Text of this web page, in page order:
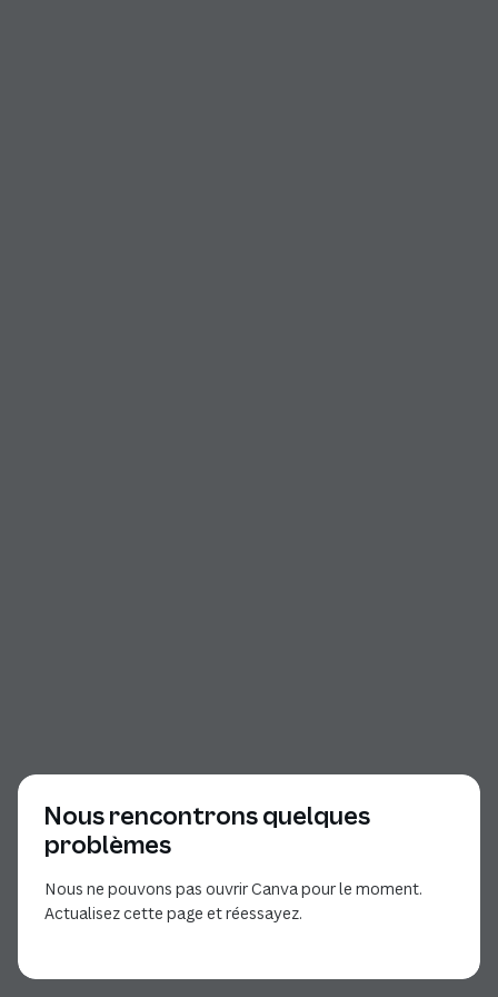
Nous rencontrons quelques
problèmes
Nous ne pouvons pas ouvrir Canva pour le moment.
Actualisez cette page et réessayez.